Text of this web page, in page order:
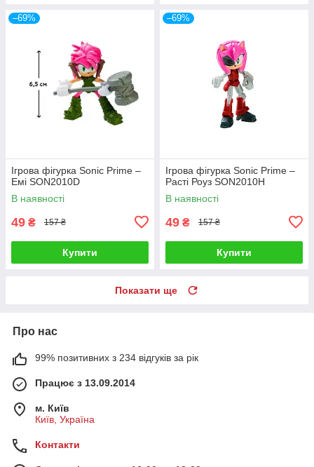
–69%
Ігрова фігурка Sonic Prime –
Емі SON2010D
В наявності
49 ₴ 157 ₴
Купити
–69%
Ігрова фігурка Sonic Prime –
Расті Роуз SON2010H
В наявності
49 ₴ 157 ₴
Купити
Показати ще
Про нас
99% позитивних з 234 відгуків за рік
Працює з 13.09.2014
м. Київ
Київ, Україна
Контакти